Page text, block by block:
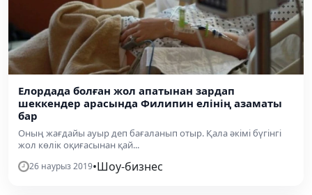
Елордада болған жол апатынан зардап
шеккендер арасында Филипин елінің азаматы
бар
Оның жағдайы ауыр деп бағаланып отыр. Қала әкімі бүгінгі
жол көлік оқиғасынан қай...
26 наурыз 2019•Шоу-бизнес